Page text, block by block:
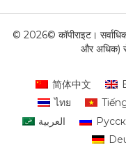
© 2026© कॉपीराइट।
और अधिक)
简体中文
ไทย
العربية